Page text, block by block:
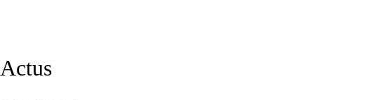
Actus